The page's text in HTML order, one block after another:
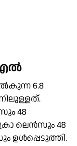
6.8
48
ലെന്‍സും 48
ഉള്‍പ്പെടുത്തി.